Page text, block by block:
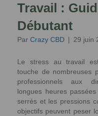
Travail :
Débutant
Par Crazy CBD | 29 juin
Le stress au travail
touche de nombreuses
professionnels aux
longues heures
serrés et les pressions
objectifs peuvent peser